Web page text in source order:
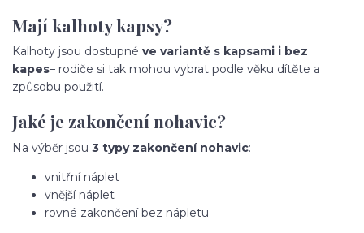
Mají kalhoty kapsy?
Kalhoty jsou dostupné ve variantě s kapsami i bez
kapes– rodiče si tak mohou vybrat podle věku dítěte a
způsobu použití.
Jaké je zakončení nohavic?
Na výběr jsou 3 typy zakončení nohavic:
vnitřní náplet
vnější náplet
rovné zakončení bez nápletu